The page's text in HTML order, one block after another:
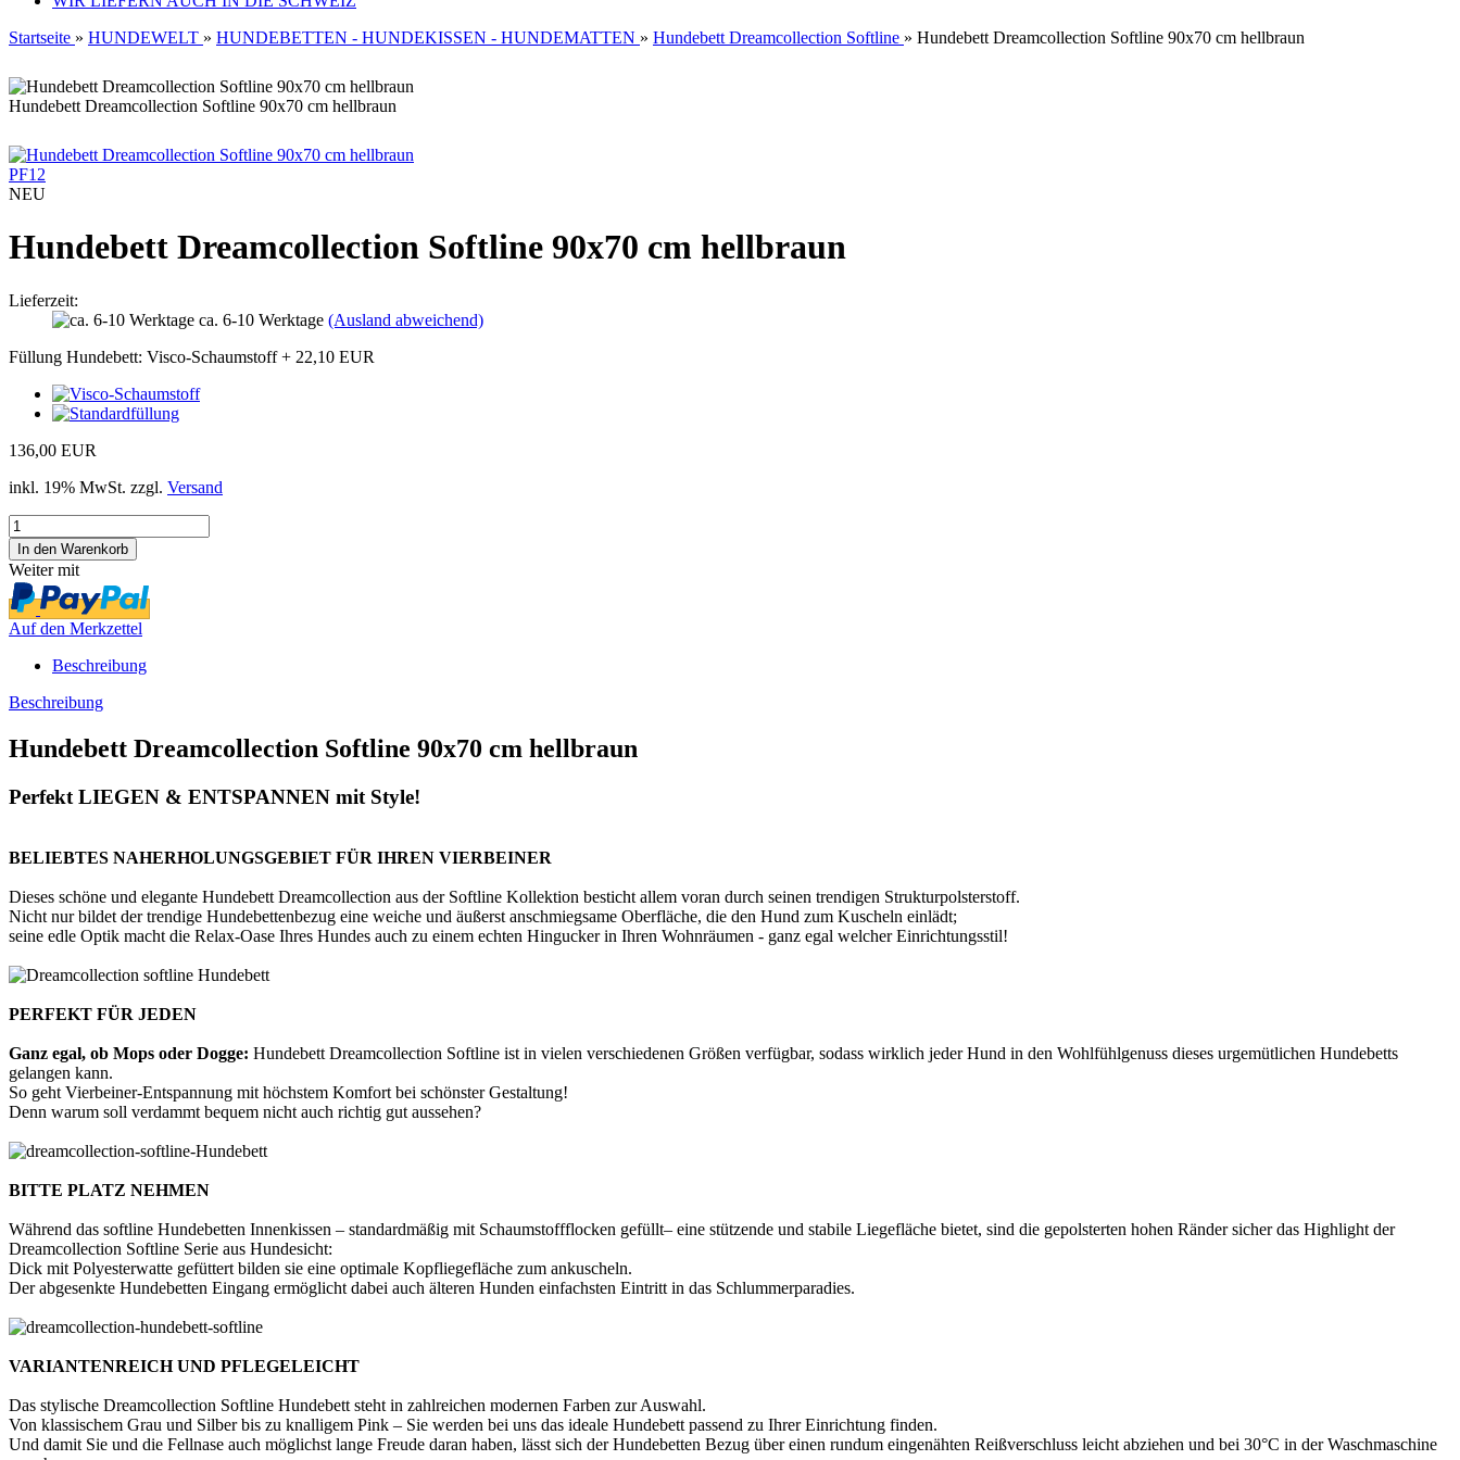
Startseite » HUNDEWELT » HUNDEBETTEN - HUNDEKISSEN - HUNDEMATTEN » Hundebett Dreamcollection Softline » Hundebett Dreamcollection Softline 90x70 cm hellbraun
Hundebett Dreamcollection Softline 90x70 cm hellbraun
PF12
NEU
Hundebett Dreamcollection Softline 90x70 cm hellbraun
Lieferzeit:
ca. 6-10 Werktage (Ausland abweichend)
Füllung Hundebett: Visco-Schaumstoff + 22,10 EUR
136,00 EUR
inkl. 19% MwSt. zzgl. Versand
Weiter mit
Auf den Merkzettel
Beschreibung
Beschreibung
Hundebett Dreamcollection Softline 90x70 cm hellbraun
Perfekt LIEGEN & ENTSPANNEN mit Style!
BELIEBTES NAHERHOLUNGSGEBIET FÜR IHREN VIERBEINER
Dieses schöne und elegante Hundebett Dreamcollection aus der Softline Kollektion besticht allem voran durch seinen trendigen Strukturpolsterstoff.
Nicht nur bildet der trendige Hundebettenbezug eine weiche und äußerst anschmiegsame Oberfläche, die den Hund zum Kuscheln einlädt;
seine edle Optik macht die Relax-Oase Ihres Hundes auch zu einem echten Hingucker in Ihren Wohnräumen - ganz egal welcher Einrichtungsstil!
PERFEKT FÜR JEDEN
Ganz egal, ob Mops oder Dogge: Hundebett Dreamcollection Softline ist in vielen verschiedenen Größen verfügbar, sodass wirklich jeder Hund in den Wohlfühlgenuss dieses urgemütlichen Hundebetts
gelangen kann.
So geht Vierbeiner-Entspannung mit höchstem Komfort bei schönster Gestaltung!
Denn warum soll verdammt bequem nicht auch richtig gut aussehen?
BITTE PLATZ NEHMEN
Während das softline Hundebetten Innenkissen – standardmäßig mit Schaumstoffflocken gefüllt– eine stützende und stabile Liegefläche bietet, sind die gepolsterten hohen Ränder sicher das Highlight der
Dreamcollection Softline Serie aus Hundesicht:
Dick mit Polyesterwatte gefüttert bilden sie eine optimale Kopfliegefläche zum ankuscheln.
Der abgesenkte Hundebetten Eingang ermöglicht dabei auch älteren Hunden einfachsten Eintritt in das Schlummerparadies.
VARIANTENREICH UND PFLEGELEICHT
Das stylische Dreamcollection Softline Hundebett steht in zahlreichen modernen Farben zur Auswahl.
Von klassischem Grau und Silber bis zu knalligem Pink – Sie werden bei uns das ideale Hundebett passend zu Ihrer Einrichtung finden.
Und damit Sie und die Fellnase auch möglichst lange Freude daran haben, lässt sich der Hundebetten Bezug über einen rundum eingenähten Reißverschluss leicht abziehen und bei 30°C in der Waschmaschine